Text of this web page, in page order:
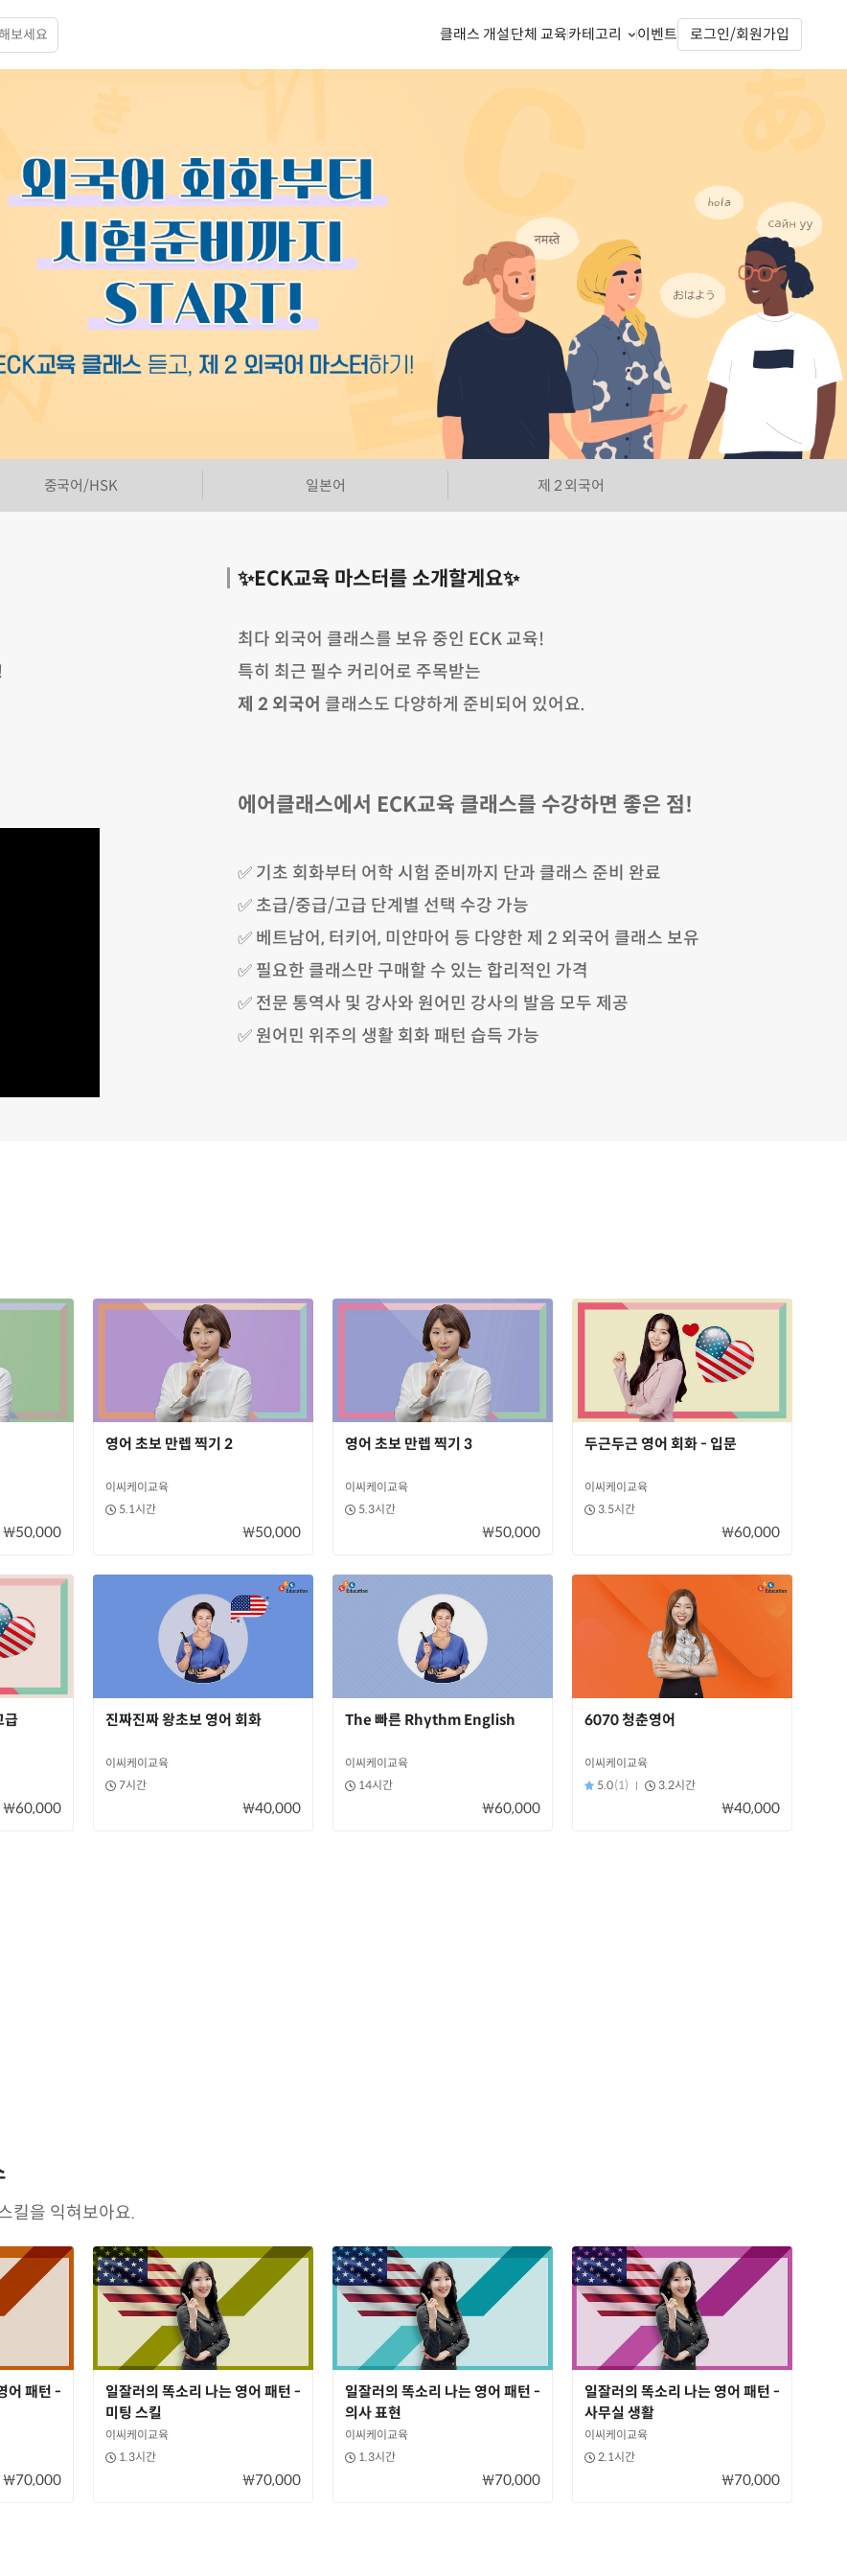
클래스 개설 단체 교육카테고리 이벤트 로그인/회원가입
중국어/HSK 일본어 제 2 외국어
✨ECK교육 마스터를 소개할게요✨
최다 외국어 클래스를 보유 중인 ECK 교육!
특히 최근 필수 커리어로 주목받는
제 2 외국어 클래스도 다양하게 준비되어 있어요.
에어클래스에서 ECK교육 클래스를 수강하면 좋은 점!
✅ 기초 회화부터 어학 시험 준비까지 단과 클래스 준비 완료
✅ 초급/중급/고급 단계별 선택 수강 가능
✅ 베트남어, 터키어, 미얀마어 등 다양한 제 2 외국어 클래스 보유
✅ 필요한 클래스만 구매할 수 있는 합리적인 가격
✅ 전문 통역사 및 강사와 원어민 강사의 발음 모두 제공
✅ 원어민 위주의 생활 회화 패턴 습득 가능
₩50,000
영어 초보 만렙 찍기 2
이씨케이교육
5.1시간
₩50,000
영어 초보 만렙 찍기 3
이씨케이교육
5.3시간
₩50,000
두근두근 영어 회화 - 입문
이씨케이교육
3.5시간
₩60,000
급
₩60,000
진짜진짜 왕초보 영어 회화
이씨케이교육
7시간
₩40,000
The 빠른 Rhythm English
이씨케이교육
14시간
₩60,000
6070 청춘영어
이씨케이교육
5.0(1) 3.2시간
₩40,000
킬을 익혀보아요.
어 패턴 -
₩70,000
일잘러의 똑소리 나는 영어 패턴 -
미팅 스킬
이씨케이교육
1.3시간
₩70,000
일잘러의 똑소리 나는 영어 패턴 -
의사 표현
이씨케이교육
1.3시간
₩70,000
일잘러의 똑소리 나는 영어 패턴 -
사무실 생활
이씨케이교육
2.1시간
₩70,000